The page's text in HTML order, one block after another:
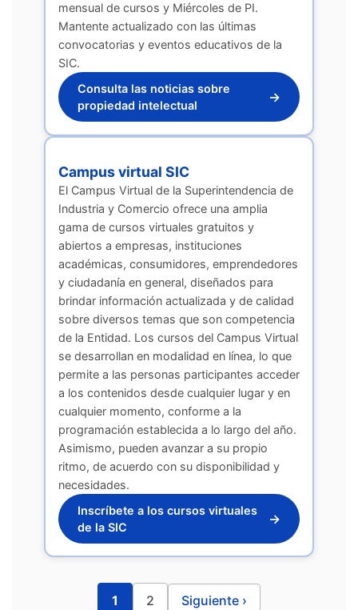
mensual de cursos y Miércoles de PI.
Mantente actualizado con las últimas
convocatorias y eventos educativos de la
SIC.
Consulta las noticias sobre
propiedad intelectual
→
Campus virtual SIC
El Campus Virtual de la Superintendencia de
Industria y Comercio ofrece una amplia
gama de cursos virtuales gratuitos y
abiertos a empresas, instituciones
académicas, consumidores, emprendedores
y ciudadanía en general, diseñados para
brindar información actualizada y de calidad
sobre diversos temas que son competencia
de la Entidad. Los cursos del Campus Virtual
se desarrollan en modalidad en línea, lo que
permite a las personas participantes acceder
a los contenidos desde cualquier lugar y en
cualquier momento, conforme a la
programación establecida a lo largo del año.
Asimismo, pueden avanzar a su propio
ritmo, de acuerdo con su disponibilidad y
necesidades.
Inscríbete a los cursos virtuales
de la SIC
→
1 2 Siguiente ›